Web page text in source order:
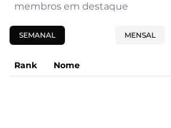
membros em destaque
SEMANAL MENSAL
Rank Nome